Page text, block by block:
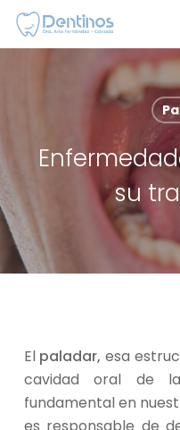
Skip
su
El paladar,esa
cavidad oral de
fundamental en